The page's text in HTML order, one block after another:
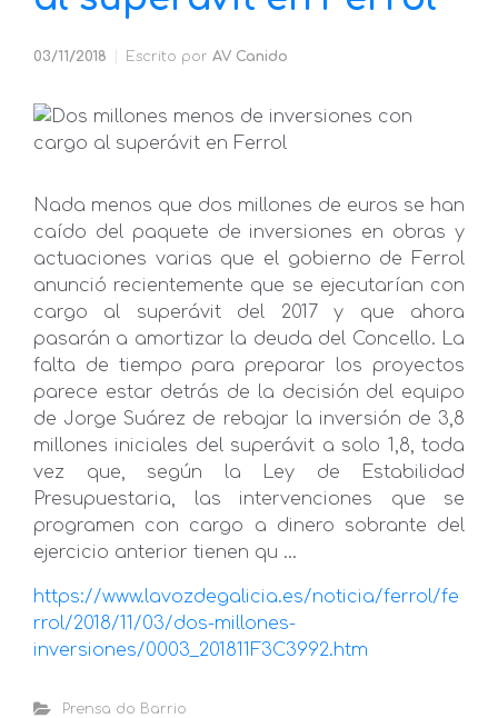
03/11/2018 Escrito por AV Canido
Nada menos que dos millones de euros se han
caído del paquete de inversiones en obras y
actuaciones varias que el gobierno de Ferrol
anunció recientemente que se ejecutarían con
cargo al superávit del 2017 y que ahora
pasarán a amortizar la deuda del Concello. La
falta de tiempo para preparar los proyectos
parece estar detrás de la decisión del equipo
de Jorge Suárez de rebajar la inversión de 3,8
millones iniciales del superávit a solo 1,8, toda
vez que, según la Ley de Estabilidad
Presupuestaria, las intervenciones que se
programen con cargo a dinero sobrante del
ejercicio anterior tienen qu …
https://www.lavozdegalicia.es/noticia/ferrol/fe
rrol/2018/11/03/dos-millones-
inversiones/0003_201811F3C3992.htm
Prensa do Barrio